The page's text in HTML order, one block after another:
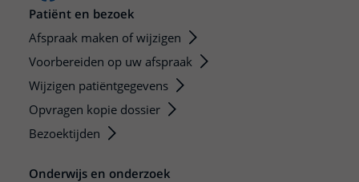
Patiënt en bezoek
Afspraak maken of wijzigen
Voorbereiden op uw afspraak
Wijzigen patiëntgegevens
Opvragen kopie dossier
Bezoektijden
Onderwijs en onderzoek